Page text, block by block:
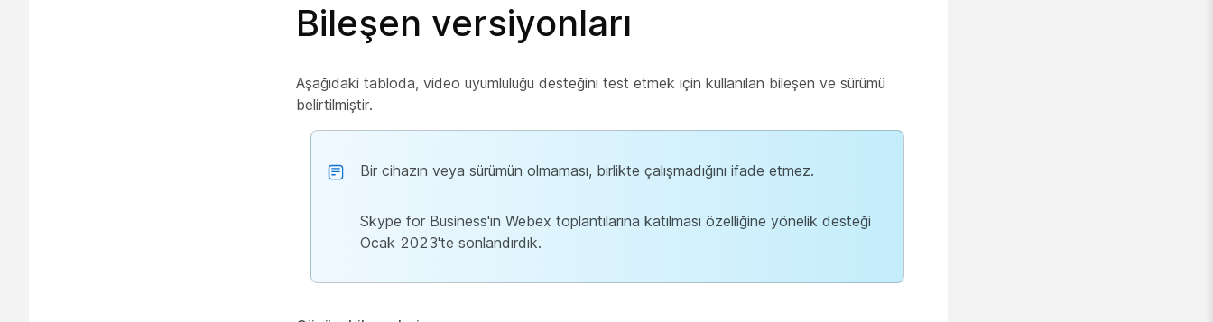
Bileşen versiyonları
Aşağıdaki tabloda, video uyumluluğu desteğini test etmek için kullanılan bileşen ve sürümü
belirtilmiştir.
Bir cihazın veya sürümün olmaması, birlikte çalışmadığını ifade etmez.
Skype for Business'ın Webex toplantılarına katılması özelliğine yönelik desteği
Ocak 2023'te sonlandırdık.